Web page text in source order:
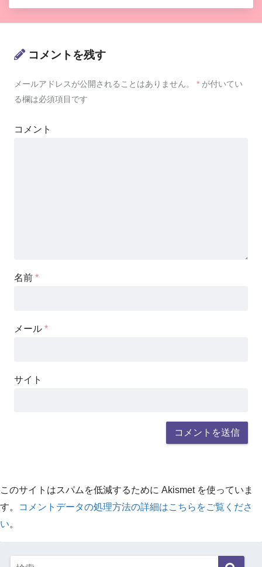
コメントを残す
メールアドレスが公開されることはありません。 * が付いてい
る欄は必須項目です
コメント
名前 *
メール *
サイト
このサイトはスパムを低減するために Akismet を使っていま
す。
コメントデータの処理方法の詳細はこちらをご覧くださ
い。